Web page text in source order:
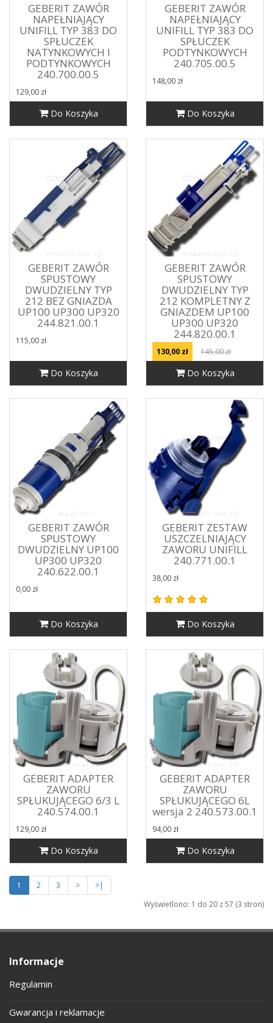
GEBERIT ZAWÓR
NAPEŁNIAJĄCY
UNIFILL TYP 383 DO
SPŁUCZEK
NATYNKOWYCH I
PODTYNKOWYCH
240.700.00.5
129,00 zł
Do Koszyka
GEBERIT ZAWÓR
NAPEŁNIAJĄCY
UNIFILL TYP 383 DO
SPŁUCZEK
PODTYNKOWYCH
240.705.00.5
148,00 zł
Do Koszyka
GEBERIT ZAWÓR
SPUSTOWY
DWUDZIELNY TYP
212 BEZ GNIAZDA
UP100 UP300 UP320
244.821.00.1
115,00 zł
Do Koszyka
GEBERIT ZAWÓR
SPUSTOWY
DWUDZIELNY TYP
212 KOMPLETNY Z
GNIAZDEM UP100
UP300 UP320
244.820.00.1
130,00 zł 145,00 zł
Do Koszyka
GEBERIT ZAWÓR
SPUSTOWY
DWUDZIELNY UP100
UP300 UP320
240.622.00.1
0,00 zł
Do Koszyka
GEBERIT ZESTAW
USZCZELNIAJĄCY
ZAWORU UNIFILL
240.771.00.1
38,00 zł
Do Koszyka
GEBERIT ADAPTER
ZAWORU
SPŁUKUJĄCEGO 6/3 L
240.574.00.1
129,00 zł
Do Koszyka
GEBERIT ADAPTER
ZAWORU
SPŁUKUJĄCEGO 6L
wersja 2 240.573.00.1
94,00 zł
Do Koszyka
1 2 3 >
>|
Wyświetlono: 1 do 20 z 57 (3 stron)
Informacje
Regulamin
Gwarancja i reklamacje